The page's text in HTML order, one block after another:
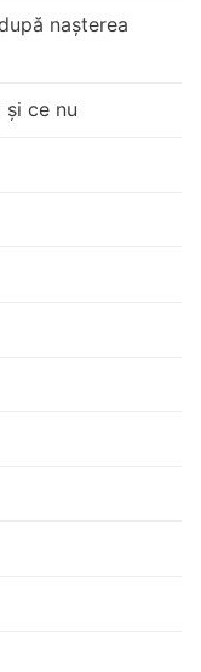
nașterea
și ce nu